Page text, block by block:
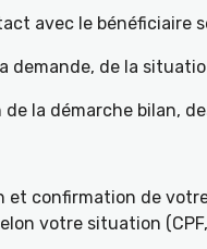
avec le bénéficiaire
demande, de la
la démarche bilan,
et confirmation de
votre situation